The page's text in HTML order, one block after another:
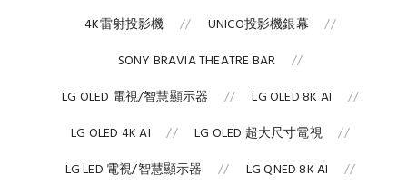
4K雷射投影機
UNICO投影機銀幕
SONY BRAVIA THEATRE BAR
LG OLED 電視/智慧顯示器
LG OLED 8K AI
LG OLED 4K AI
LG OLED 超大尺寸電視
LG LED 電視/智慧顯示器
LG QNED 8K AI